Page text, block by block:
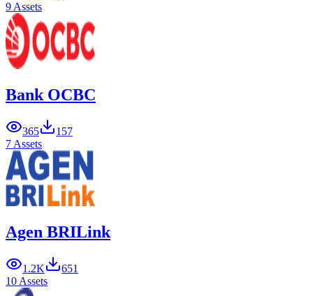
9 Assets
Bank OCBC
365
157
7 Assets
Agen BRILink
1.2K
651
10 Assets